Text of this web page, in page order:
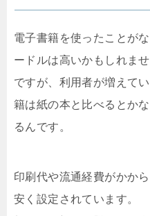
電子書籍を使ったことが
ードルは高いかもしれませ
ですが、利用者が増えて
籍は紙の本と比べるとか
るんです。
印刷代や流通経費がかか
安く設定されています。